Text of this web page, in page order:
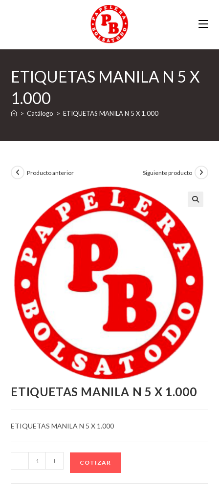
ETIQUETAS MANILA N 5 X
1.000
> Catálogo > ETIQUETAS MANILA N 5 X 1.000
Producto anterior Siguiente producto
ETIQUETAS MANILA N 5 X 1.000
ETIQUETAS MANILA N 5 X 1.000
ETIQUETAS
MANILA
- + COTIZAR